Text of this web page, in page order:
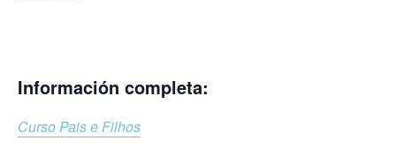
Información completa:
Curso Pais e Filhos